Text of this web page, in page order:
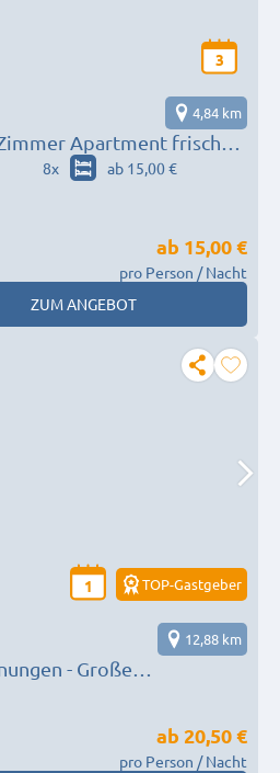
3
Apartment frisch
4,84 km
8x
ab 15,00 €
ab 15,00 €
pro Person / Nacht
ZUM ANGEBOT
1 TOP-Gastgeber
- Große
Garten für bis zu 12
12,88 km
ab 20,50 €
pro Person / Nacht